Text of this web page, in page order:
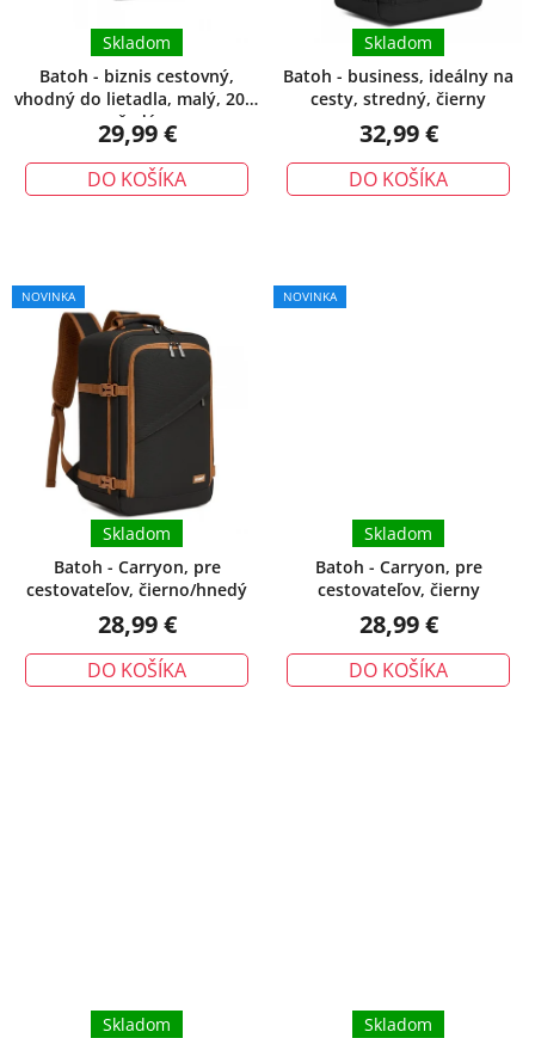
v
t
v
Batoh - biznis cestovný,
vhodný do lietadla, malý, 20L,
šedý
Skladom
29,99 €
DO KOŠÍKA
Batoh - business, ideálny na
cesty, stredný, čierny
Skladom
32,99 €
DO KOŠÍKA
NOVINKA
Batoh - Carryon, pre
cestovateľov, čierno/hnedý
Skladom
28,99 €
DO KOŠÍKA
NOVINKA
Batoh - Carryon, pre
cestovateľov, čierny
Skladom
28,99 €
DO KOŠÍKA
Skladom Skladom